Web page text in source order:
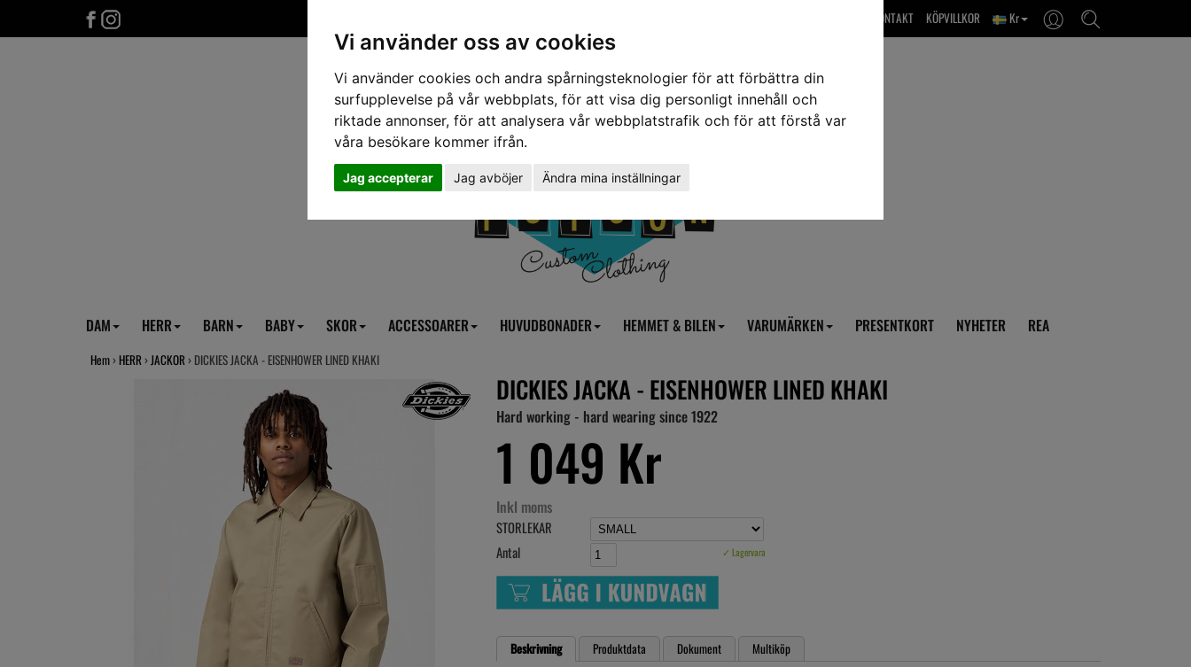
Vi använder oss av cookies
Vi använder cookies och andra spårningsteknologier för att förbättra din
surfupplevelse på vår webbplats, för att visa dig personligt innehåll och
riktade annonser, för att analysera vår webbplatstrafik och för att förstå var
våra besökare kommer ifrån.
Jag accepterar Jag avböjer Ändra mina inställningar
Kr
KÖPVILLKOR
OM OSS & KONTAKT
DAM HERR BARN BABY SKOR ACCESSOARER HUVUDBONADER HEMMET & BILEN VARUMÄRKEN PRESENTKORT NYHETER REA
Hem › HERR ›JACKOR › DICKIES JACKA - EISENHOWER LINED KHAKI
DICKIES JACKA - EISENHOWER LINED KHAKI
Hard working - hard wearing since 1922
1 049 Kr
Inkl moms
STORLEKAR
Antal
✓ Lagervara
Beskrivning Produktdata Dokument
Multiköp